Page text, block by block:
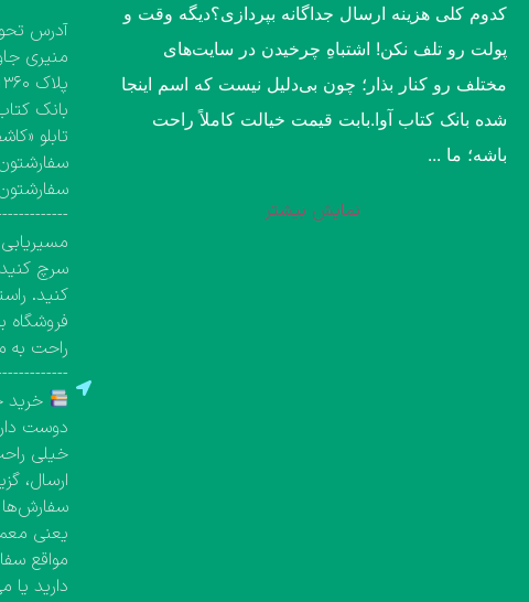
کدوم کلی هزینه ارسال جداگانه بپردازی؟​دیگه وقت و
پولت رو تلف نکن! اشتباهِ چرخیدن در سایت‌های
مختلف رو کنار بذار؛ چون بی‌دلیل نیست که اسم اینجا
شده بانک کتاب آوا.​بابت قیمت خیالت کاملاً راحت
باشه؛ ما ...
نمایش بیشتر
آدرس
منیری
پلاک ۱۳۶۰، طبقه اول تک واحد مشخص( کتاب‌فروشی کاشفان)
بانک
تابلو
سرچ
کنید.
فروشگاه
راحت به
خرید
دوست
خیلی
ارسال،
یعنی معمولاً بین ۱ تا نهایتاً ۳
مواقع
دارید